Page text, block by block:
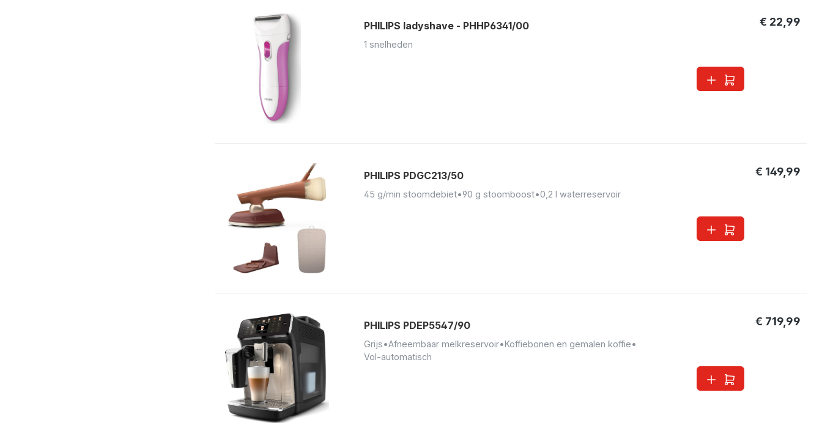
PHILIPS ladyshave - PHHP6341/00
1 snelheden
€ 22,99
PHILIPS PDGC213/50
45 g/min stoomdebiet•90 g stoomboost•0,2 l waterreservoir
€ 149,99
PHILIPS PDEP5547/90
Grijs•Afneembaar melkreservoir•Koffiebonen en gemalen koffie•
Vol-automatisch
€ 719,99